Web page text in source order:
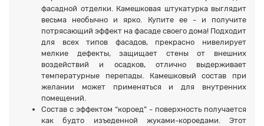
фасадной отделки. Камешковая штукатурка выглядит
весьма необычно и ярко. Купите ее - и получите
потрясающий эффект на фасаде своего дома! Подходит
для всех типов фасадов, прекрасно нивелирует
мелкие дефекты, защищает стены от внешних
воздействий и осадков, отлично выдерживает
температурные перепады. Камешковый состав при
желании может применяться и для внутренних
помещений.
Состав с эффектом “короед” - поверхность получается
как будто изъеденной жуками-короедами. Этот